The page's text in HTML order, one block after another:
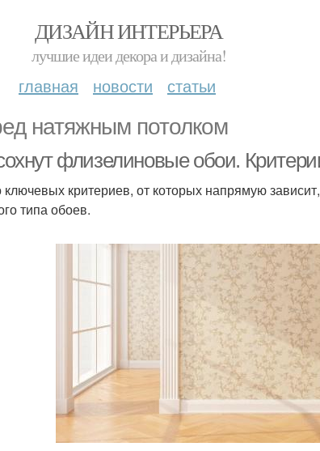
ДИЗАЙН ИНТЕРЬЕРА
лучшие идеи декора и дизайна!
главная новости статьи
натяжным потолком
флизелиновые обои.
ключевых критериев, от которых напрямую
типа обоев.